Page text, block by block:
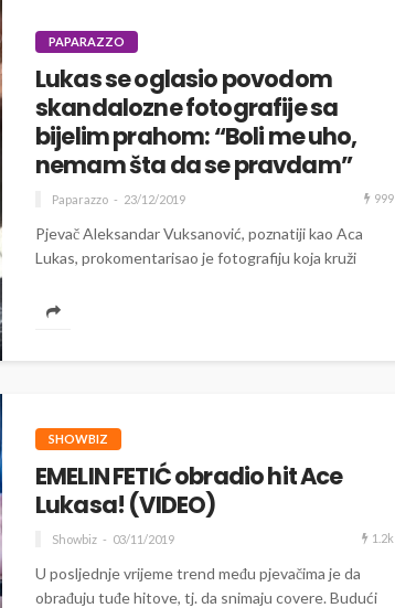
PAPARAZZO
Lukas se oglasio povodom
skandalozne fotografije sa
bijelim prahom: “Boli me uho,
nemam šta da se pravdam”
Paparazzo 23/12/2019 999
Pjevač Aleksandar Vuksanović, poznatiji kao Aca
Lukas, prokomentarisao je fotografiju koja kruži
SHOWBIZ
EMELIN FETIĆ obradio hit Ace
Lukasa! (VIDEO)
Showbiz 03/11/2019 1.2k
U posljednje vrijeme trend među pjevačima je da
obrađuju tuđe hitove, tj. da snimaju covere. Budući